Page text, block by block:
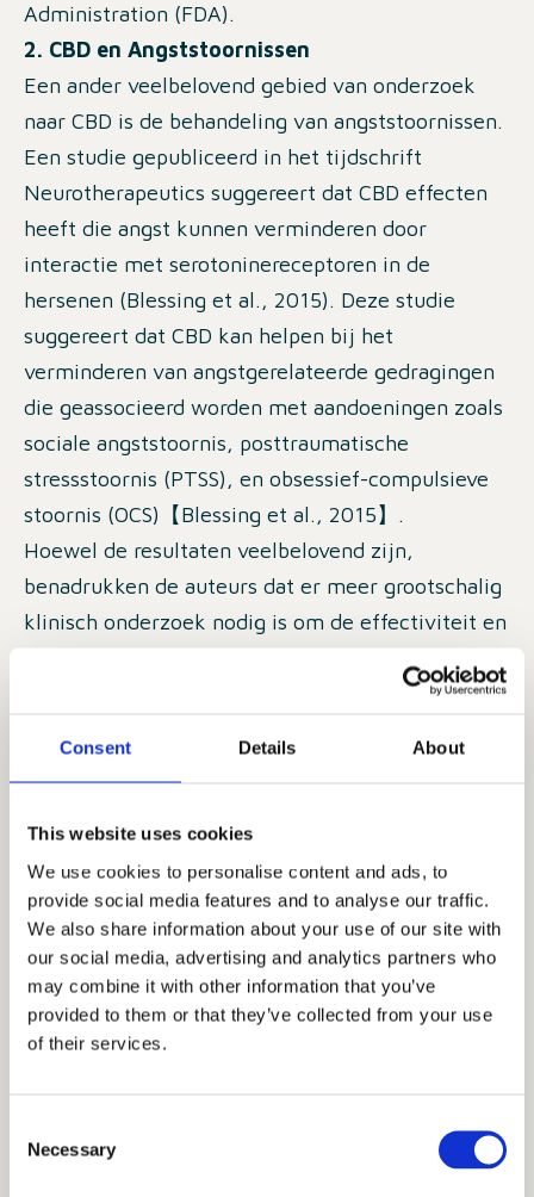
Consent Details About
This website uses cookies
We use cookies to personalise content and ads, to
provide social media features and to analyse our traffic.
We also share information about your use of our site with
our social media, advertising and analytics partners who
may combine it with other information that you’ve
provided to them or that they’ve collected from your use
of their services.
Selection
Necessary
Administration (FDA).
2. CBD en Angststoornissen
Een ander veelbelovend gebied van onderzoek
naar CBD is de behandeling van angststoornissen.
Een studie gepubliceerd in het tijdschrift
Neurotherapeutics suggereert dat CBD effecten
heeft die angst kunnen verminderen door
interactie met serotoninereceptoren in de
hersenen (Blessing et al., 2015). Deze studie
suggereert dat CBD kan helpen bij het
verminderen van angstgerelateerde gedragingen
die geassocieerd worden met aandoeningen zoals
sociale angststoornis, posttraumatische
stressstoornis (PTSS), en obsessief-compulsieve
stoornis (OCS)【Blessing et al., 2015】.
Hoewel de resultaten veelbelovend zijn,
benadrukken de auteurs dat er meer grootschalig
klinisch onderzoek nodig is om de effectiviteit en
3. CBD en Chronische Pijn
Chronische pijn is een veelvoorkomend probleem
dat miljoenen mensen wereldwijd treft. CBD is in
als een mogelijke natuurlijke pijnstiller. Een
systematische review van diverse studies